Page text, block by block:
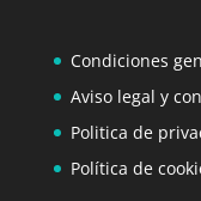
Condiciones
Aviso legal y
Politica de
Política de